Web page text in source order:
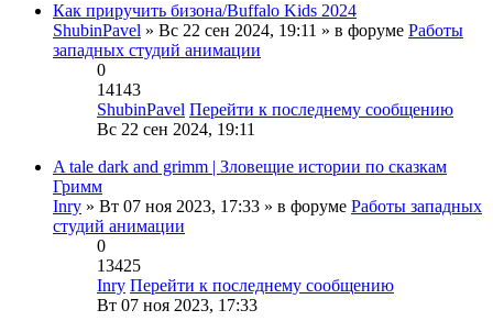
Как приручить бизона/Buffalo Kids 2024
ShubinPavel » Вс 22 сен 2024, 19:11 » в форуме Работы
западных студий анимации
0
14143
ShubinPavel Перейти к последнему сообщению
Вс 22 сен 2024, 19:11
A tale dark and grimm | Зловещие истории по сказкам
Гримм
Inry » Вт 07 ноя 2023, 17:33 » в форуме Работы западных
студий анимации
0
13425
Inry Перейти к последнему сообщению
Вт 07 ноя 2023, 17:33